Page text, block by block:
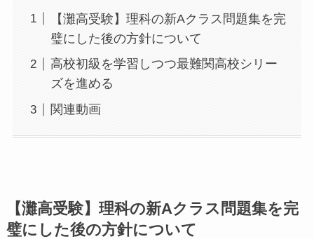
【灘高受験】理科の新Aクラス問題集を完
璧にした後の方針について
高校初級を学習しつつ最難関高校シリー
ズを進める
関連動画
【灘高受験】理科の新Aクラス問題集を完
璧にした後の方針について